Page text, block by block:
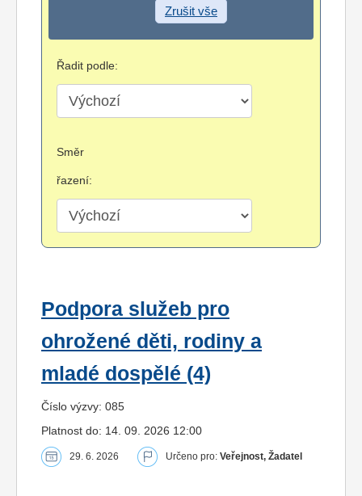
Zrušit vše
Řadit podle:
Směr
řazení:
Podpora služeb pro
ohrožené děti, rodiny a
mladé dospělé (4)
Číslo výzvy: 085
Platnost do: 14. 09. 2026 12:00
29. 6. 2026 Určeno pro: Veřejnost, Žadatel